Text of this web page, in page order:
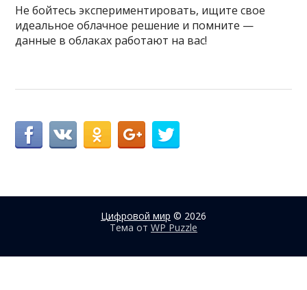
Не бойтесь экспериментировать, ищите свое
идеальное облачное решение и помните —
данные в облаках работают на вас!
Цифровой мир © 2026
Тема от WP Puzzle